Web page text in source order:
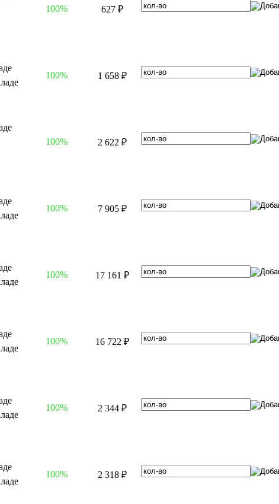
100% 627 ₽
100% 1 658 ₽
100% 2 622 ₽
100% 7 905 ₽
100% 17 161 ₽
100% 16 722 ₽
100% 2 344 ₽
100% 2 318 ₽